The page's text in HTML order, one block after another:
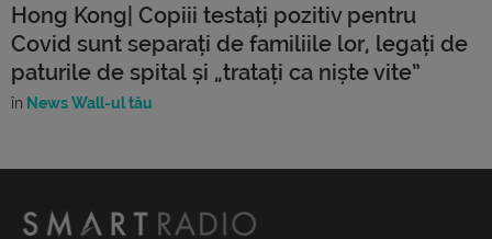
Hong Kong| Copiii testați pozitiv pentru
Covid sunt separați de familiile lor, legați de
paturile de spital și „tratați ca niște vite”
în News Wall-ul tău